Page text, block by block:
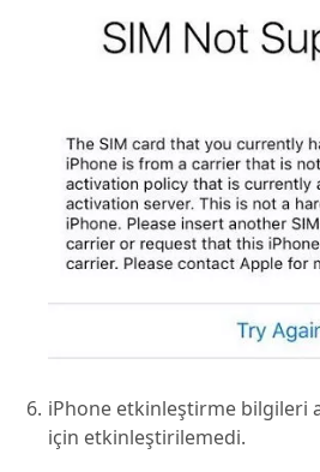
iPhone etkinleştirme bilgileri
için etkinleştirilemedi.